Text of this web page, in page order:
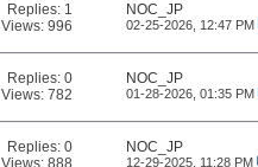
Replies: 1
Views: 996
NOC_JP
02-25-2026, 12:47 PM
Replies:0
Views: 782
NOC_JP
01-28-2026, 01:35 PM
Replies:0
Views: 888
NOC_JP
12-29-2025, 11:28 PM